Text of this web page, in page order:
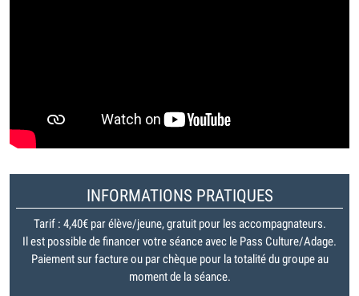
INFORMATIONS PRATIQUES
Tarif : 4,40€ par élève/jeune, gratuit pour les accompagnateurs.
Il est possible de financer votre séance avec le Pass Culture/Adage.
Paiement sur facture ou par chèque pour la totalité du groupe au
moment de la séance.